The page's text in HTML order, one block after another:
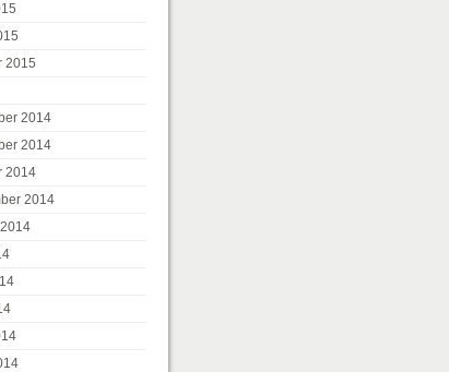
2015
2014
2014
2014
2014